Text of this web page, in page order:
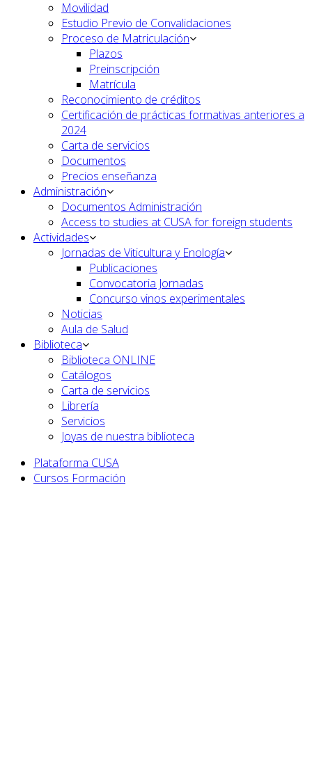
Movilidad
Estudio Previo de Convalidaciones
Proceso de Matriculación
Plazos
Preinscripción
Matrícula
Reconocimiento de créditos
Certificación de prácticas formativas anteriores a
2024
Carta de servicios
Documentos
Precios enseñanza
Administración
Documentos Administración
Access to studies at CUSA for foreign students
Actividades
Jornadas de Viticultura y Enología
Publicaciones
Convocatoria Jornadas
Concurso vinos experimentales
Noticias
Aula de Salud
Biblioteca
Biblioteca ONLINE
Catálogos
Carta de servicios
Librería
Servicios
Joyas de nuestra biblioteca
Plataforma CUSA
Cursos Formación